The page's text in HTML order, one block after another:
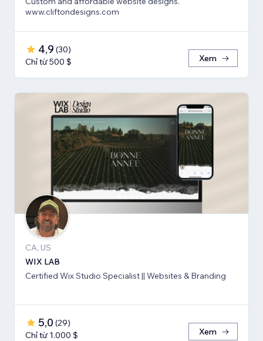
www.cliftondesigns.com
4,9 (30)
Chỉ từ 500 $
Xem
CA, US
WIX LAB
Certified Wix Studio Specialist || Websites & Branding
5,0 (29)
Chỉ từ 1.000 $
Xem